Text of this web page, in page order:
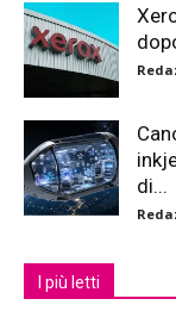
di...
I più letti